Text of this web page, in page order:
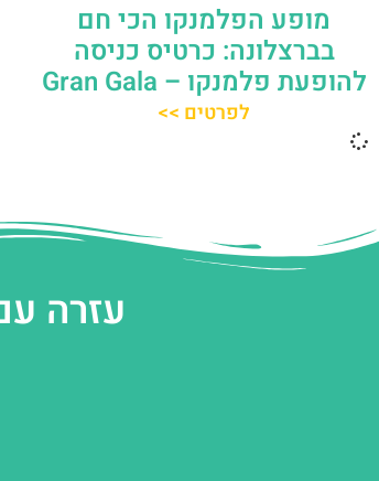
מופע הפלמנקו הכי חם
בברצלונה: כרטיס כניסה
להופעת פלמנקו – Gran Gala
לפרטים >>
עזרה